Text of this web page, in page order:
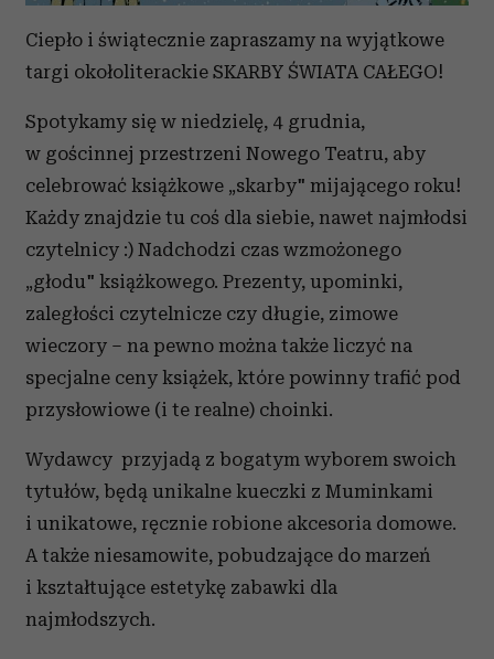
Ciepło i świątecznie zapraszamy na wyjątkowe
targi okołoliterackie SKARBY ŚWIATA CAŁEGO!
Spotykamy się w niedzielę, 4 grudnia,
w gościnnej przestrzeni Nowego Teatru, aby
celebrować książkowe „skarby" mijającego roku!
Każdy znajdzie tu coś dla siebie, nawet najmłodsi
czytelnicy :) Nadchodzi czas wzmożonego
„głodu" książkowego. Prezenty, upominki,
zaległości czytelnicze czy długie, zimowe
wieczory – na pewno można także liczyć na
specjalne ceny książek, które powinny trafić pod
przysłowiowe (i te realne) choinki.
Wydawcy przyjadą z bogatym wyborem swoich
tytułów, będą unikalne kueczki z Muminkami
i unikatowe, ręcznie robione akcesoria domowe.
A także niesamowite, pobudzające do marzeń
i kształtujące estetykę zabawki dla
najmłodszych.